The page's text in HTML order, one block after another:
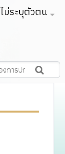
ไม่ระบุตัวตน